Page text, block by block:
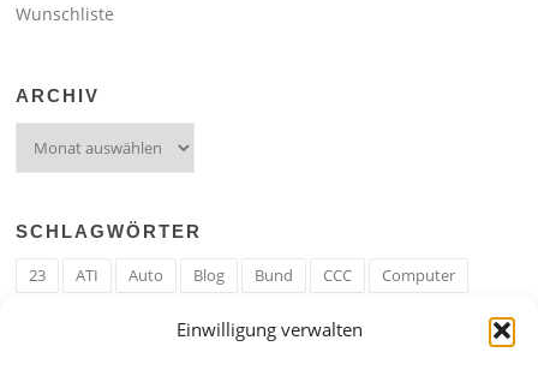
Einwilligung verwalten
Wunschliste
ARCHIV
SCHLAGWÖRTER
23 ATI Auto Blog Bund CCC
Computer